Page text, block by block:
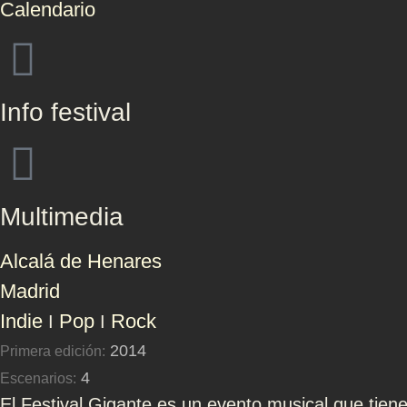
Calendario
Info festival
Multimedia
Alcalá de Henares
Madrid
Indie I Pop I Rock
Primera edición: 2014
Escenarios: 4